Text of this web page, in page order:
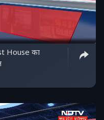
House का